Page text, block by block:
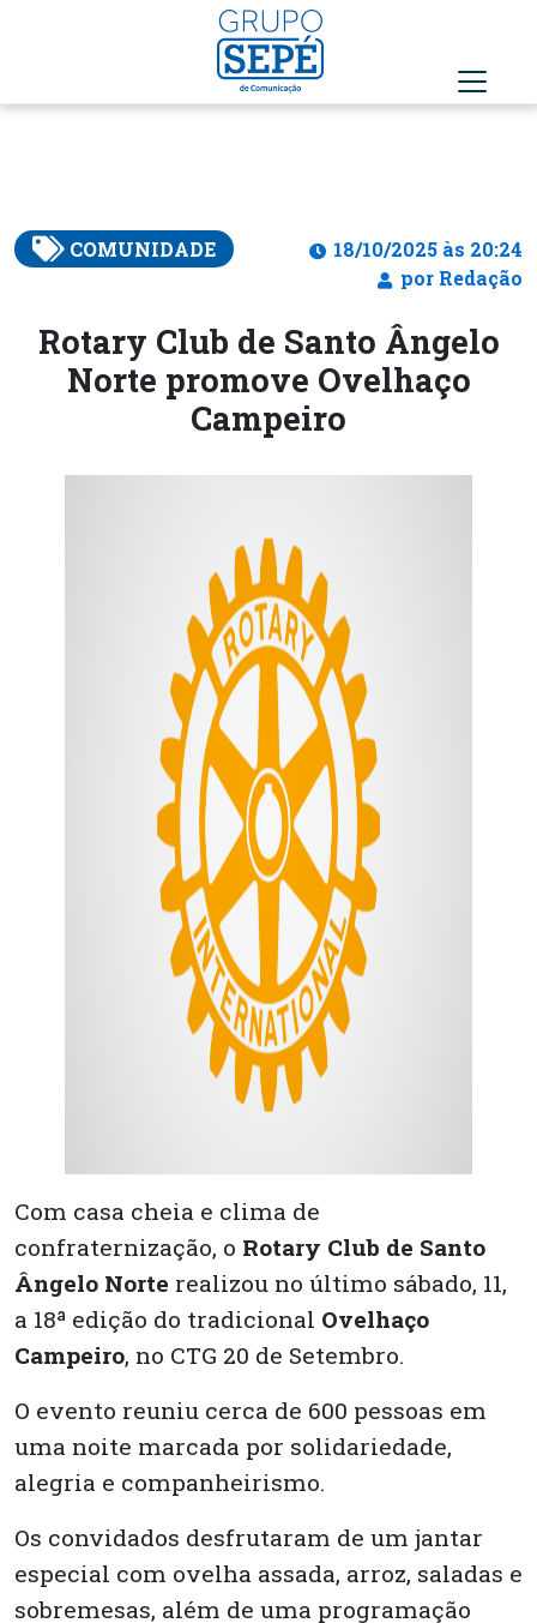
COMUNIDADE
18/10/2025 às 20:24
por Redação
Rotary Club de Santo Ângelo
Norte promove Ovelhaço
Campeiro
Com casa cheia e clima de
confraternização, o Rotary Club de Santo
Ângelo Norte realizou no último sábado, 11,
a 18ª edição do tradicional Ovelhaço
Campeiro, no CTG 20 de Setembro.
O evento reuniu cerca de 600 pessoas em
uma noite marcada por solidariedade,
alegria e companheirismo.
Os convidados desfrutaram de um jantar
especial com ovelha assada, arroz, saladas e
sobremesas, além de uma programação